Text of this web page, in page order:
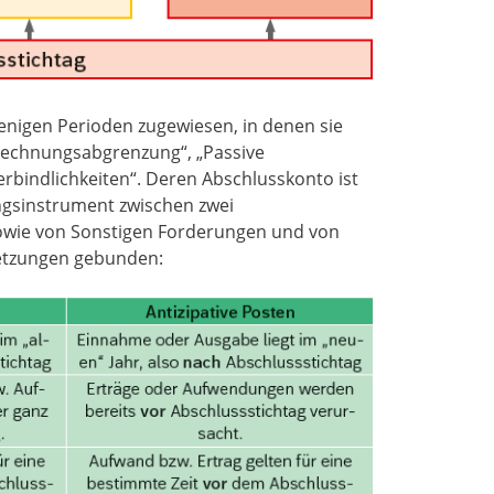
Perioden zugewiesen, in denen sie
„Passive
Deren Abschlusskonto ist
zwischen zwei
von Sonstigen Forderungen und von
gebunden: